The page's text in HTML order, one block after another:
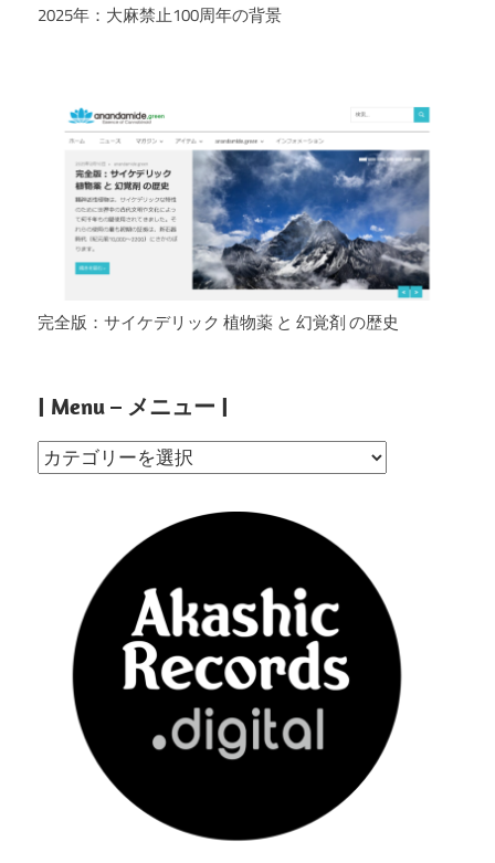
2025年：大麻禁止100周年の背景
完全版：サイケデリック 植物薬 と 幻覚剤 の歴史
| Menu – メニュー |